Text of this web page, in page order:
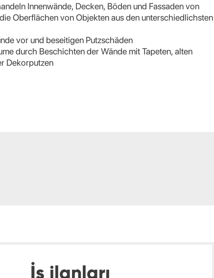
Innenwände, Decken, Böden und Fassaden von
Oberflächen von Objekten aus den unterschiedlichsten
vor und beseitigen Putzschäden
durch Beschichten der Wände mit Tapeten, alten
Dekorputzen
İş ilanları